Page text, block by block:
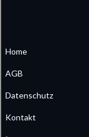
Home
AGB
Datenschutz
Kontakt